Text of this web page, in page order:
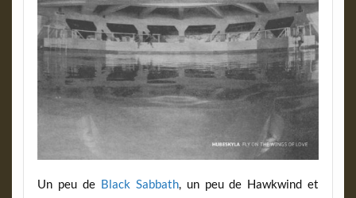
Un peu de Black Sabbath, un peu de Hawkwind et